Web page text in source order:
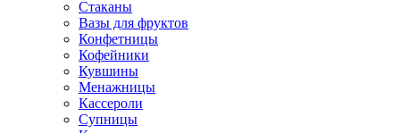
Стаканы
Вазы для фруктов
Конфетницы
Кофейники
Кувшины
Менажницы
Кассероли
Супницы